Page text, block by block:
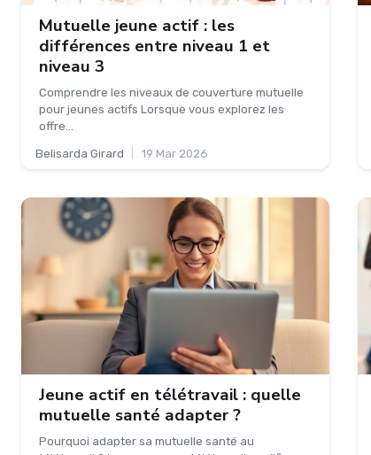
Mutuelle jeune actif : les
différences entre niveau 1 et
niveau 3
Comprendre les niveaux de couverture mutuelle
pour jeunes actifs Lorsque vous explorez les
offre...
Belisarda Girard 19 Mar 2026
Jeune actif en télétravail : quelle
mutuelle santé adapter ?
Pourquoi adapter sa mutuelle santé au